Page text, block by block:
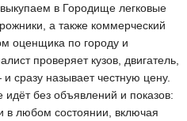
в Городище легковые
а также коммерческий
оценщика по городу и
проверяет кузов, двигатель,
сразу называет честную цену.
без объявлений и показов:
в любом состоянии, включая